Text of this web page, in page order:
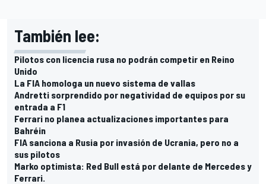
También lee:
Pilotos con licencia rusa no podrán competir en Reino
Unido
La FIA homologa un nuevo sistema de vallas
Andretti sorprendido por negatividad de equipos por su
entrada a F1
Ferrari no planea actualizaciones importantes para
Bahréin
FIA sanciona a Rusia por invasión de Ucrania, pero no a
sus pilotos
Marko optimista: Red Bull está por delante de Mercedes y
Ferrari.